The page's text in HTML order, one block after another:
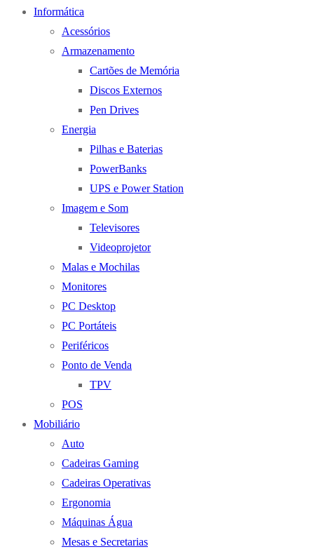
Informática
Acessórios
Armazenamento
Cartões de Memória
Discos Externos
Pen Drives
Energia
Pilhas e Baterias
PowerBanks
UPS e Power Station
Imagem e Som
Televisores
Videoprojetor
Malas e Mochilas
Monitores
PC Desktop
PC Portáteis
Periféricos
Ponto de Venda
TPV
POS
Mobiliário
Auto
Cadeiras Gaming
Cadeiras Operativas
Ergonomia
Máquinas Água
Mesas e Secretarias